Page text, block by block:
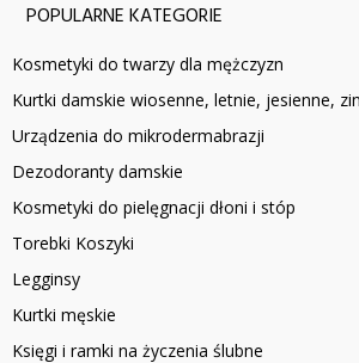
POPULARNE KATEGORIE
Kosmetyki do twarzy dla mężczyzn
Kurtki damskie wiosenne, letnie, jesienne,
Urządzenia do mikrodermabrazji
Dezodoranty damskie
Kosmetyki do pielęgnacji dłoni i stóp
Torebki Koszyki
Legginsy
Kurtki męskie
Księgi i ramki na życzenia ślubne